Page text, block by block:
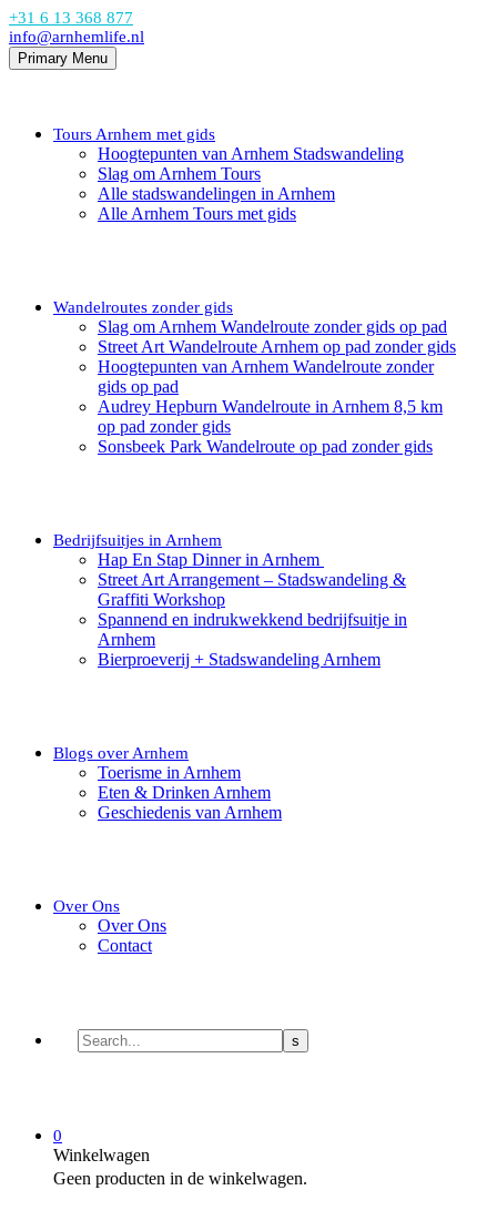
+31 6 13 368 877
info@arnhemlife.nl
Primary Menu
Tours Arnhem met gids
Hoogtepunten van Arnhem Stadswandeling
Slag om Arnhem Tours
Alle stadswandelingen in Arnhem
Alle Arnhem Tours met gids
Wandelroutes zonder gids
Slag om Arnhem Wandelroute zonder gids op pad
Street Art Wandelroute Arnhem op pad zonder gids
Hoogtepunten van Arnhem Wandelroute zonder
gids op pad
Audrey Hepburn Wandelroute in Arnhem 8,5 km
op pad zonder gids
Sonsbeek Park Wandelroute op pad zonder gids
Bedrijfsuitjes in Arnhem
Hap En Stap Dinner in Arnhem
Street Art Arrangement – Stadswandeling &
Graffiti Workshop
Spannend en indrukwekkend bedrijfsuitje in
Arnhem
Bierproeverij + Stadswandeling Arnhem
Blogs over Arnhem
Toerisme in Arnhem
Eten & Drinken Arnhem
Geschiedenis van Arnhem
Over Ons
Over Ons
Contact
0
Winkelwagen
Geen producten in de winkelwagen.